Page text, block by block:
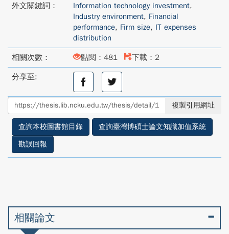
外文關鍵詞： Information technology investment,
Industry environment, Financial
performance, Firm size, IT expenses
distribution
相關次數： 點閱：481 下載：2
分享至:
分
至
facebook
分
享
至
twitter
複製引用網址
查詢本校圖書館目錄
查詢臺灣博碩士論文知識加值系統
勘誤回報
相關論文